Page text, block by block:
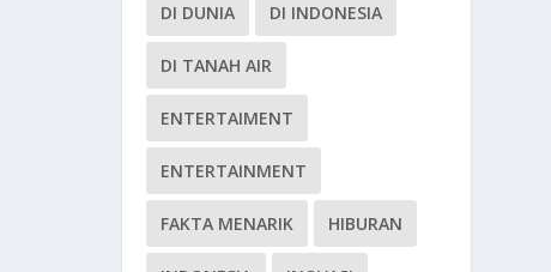
DI DUNIA DI INDONESIA
DI TANAH AIR
ENTERTAIMENT
ENTERTAINMENT
FAKTA MENARIK HIBURAN